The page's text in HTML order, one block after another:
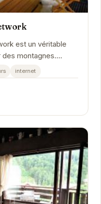
est un véritable
montagnes.
vacances
internet